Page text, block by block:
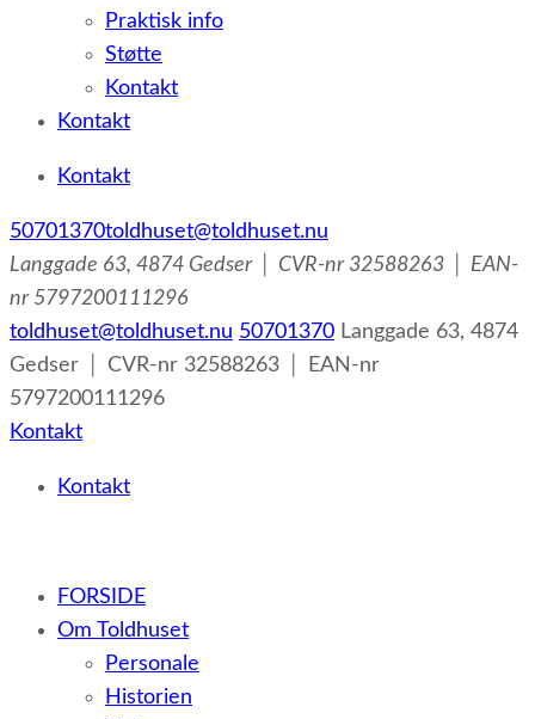
Praktisk info
Støtte
Kontakt
Kontakt
Kontakt
50701370toldhuset@toldhuset.nu
Langgade 63, 4874 Gedser │ CVR-nr 32588263 │ EAN-
nr 5797200111296
toldhuset@toldhuset.nu 50701370 Langgade 63, 4874
Gedser │ CVR-nr 32588263 │ EAN-nr
5797200111296
Kontakt
Kontakt
– et botilbud til voksne udviklingshæmmede og sent
udviklede personer samt voksne med psykiske lidelser
FORSIDE
Om Toldhuset
Personale
Historien